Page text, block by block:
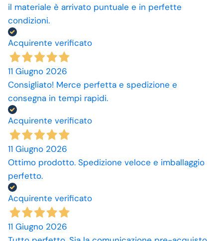
il materiale è arrivato puntuale e in perfette
condizioni.
Acquirente verificato
11 Giugno 2026
Consigliato! Merce perfetta e spedizione e
consegna in tempi rapidi.
Acquirente verificato
11 Giugno 2026
Ottimo prodotto. Spedizione veloce e imballaggio
perfetto.
Acquirente verificato
11 Giugno 2026